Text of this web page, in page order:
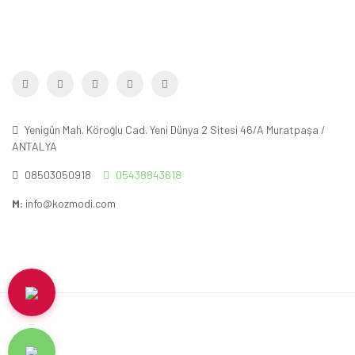
Yenigün Mah. Köroğlu Cad. Yeni Dünya 2 Sitesi 46/A Muratpaşa /
ANTALYA
08503050918 05438843618
M: info@kozmodi.com